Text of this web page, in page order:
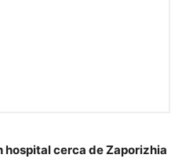
hospital cerca de Zaporizhia